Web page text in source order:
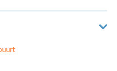
bezem'. Giorgio wordt door
met het litteken. Na een
hij aan in Milaan. Als
Giorgio keihard werken en